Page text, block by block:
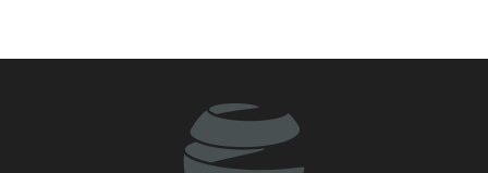
lazima viondoke Asia Magharibi, ahimiza ushirikiano wa kikanda
Pezeshkian akumbuka mashambulizi ya mabomu ya atomiki